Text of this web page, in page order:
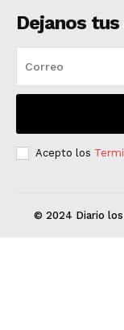
Dejanos
Acepto los
© 2024 Diario los